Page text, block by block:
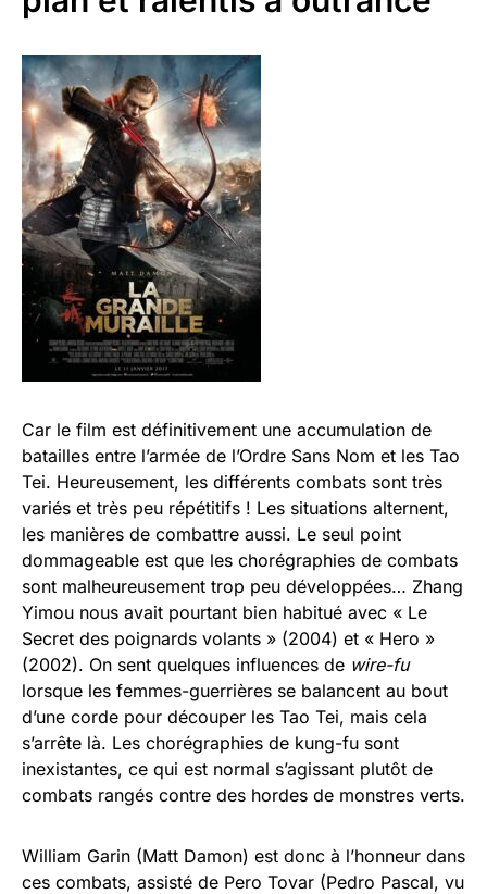
Car le film est définitivement une accumulation de
batailles entre l’armée de l’Ordre Sans Nom et les Tao
Tei. Heureusement, les différents combats sont très
variés et très peu répétitifs ! Les situations alternent,
les manières de combattre aussi. Le seul point
dommageable est que les chorégraphies de combats
sont malheureusement trop peu développées… Zhang
Yimou nous avait pourtant bien habitué avec « Le
Secret des poignards volants » (2004) et « Hero »
(2002). On sent quelques influences de wire-fu
lorsque les femmes-guerrières se balancent au bout
d’une corde pour découper les Tao Tei, mais cela
s’arrête là. Les chorégraphies de kung-fu sont
inexistantes, ce qui est normal s’agissant plutôt de
combats rangés contre des hordes de monstres verts.
William Garin (Matt Damon) est donc à l’honneur dans
ces combats, assisté de Pero Tovar (Pedro Pascal, vu